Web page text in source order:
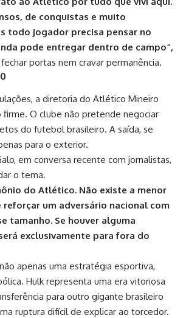
de conquistas e muito
todo jogador precisa pensar no
pode entregar dentro de campo”,
portas nem cravar permanência.
a diretoria do Atlético Mineiro
firme. O clube não pretende negociar
do futebol brasileiro. A saída, se
para o exterior.
em conversa recente com jornalistas,
o tema.
do Atlético. Não existe a menor
um adversário nacional com
tamanho. Se houver alguma
exclusivamente para fora do
apenas uma estratégia esportiva,
Hulk representa uma era vitoriosa
para outro gigante brasileiro
ruptura difícil de explicar ao torcedor.